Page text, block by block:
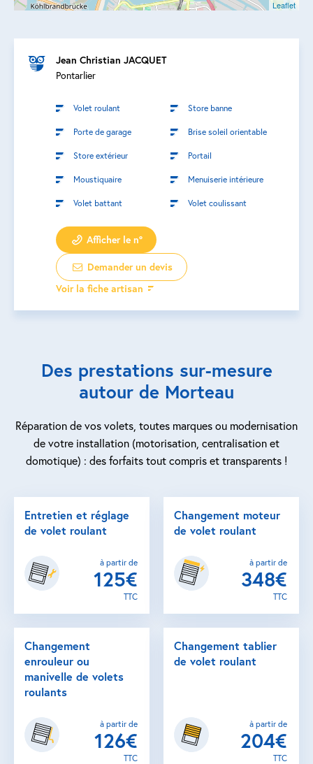
Leaflet
Jean Christian JACQUET
Pontarlier
Volet roulant Store banne
Porte de garage Brise soleil orientable
Store extérieur Portail
Moustiquaire Menuiserie intérieure
Volet battant Volet coulissant
Afficher le n°
Demander un devis
Voir la fiche artisan
Des prestations sur-mesure
autour de Morteau
Réparation de vos volets, toutes marques ou modernisation
de votre installation (motorisation, centralisation et
domotique) : des forfaits tout compris et transparents !
Entretien et réglage
de volet roulant
à partir de
125€
TTC
Changement moteur
de volet roulant
à partir de
348€
TTC
Changement
enrouleur ou
manivelle de volets
roulants
à partir de
126€
TTC
Changement tablier
de volet roulant
à partir de
204€
TTC